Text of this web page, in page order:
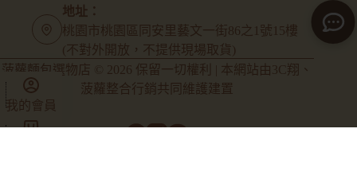
地址：
桃園市桃園區同安里藝文一街86之1號15樓
(不對外開放，不提供現場取貨)
菠蘿麵包選物店 © 2026 保留一切權利 | 本網站由 3C翔
、
菠蘿整合行銷 共同維護建置
我的會員